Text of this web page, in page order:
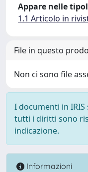
Appare nelle
1.1 Articolo in
File in questo
Non ci sono file
I documenti in
tutti i diritti sono
indicazione.
Informazioni